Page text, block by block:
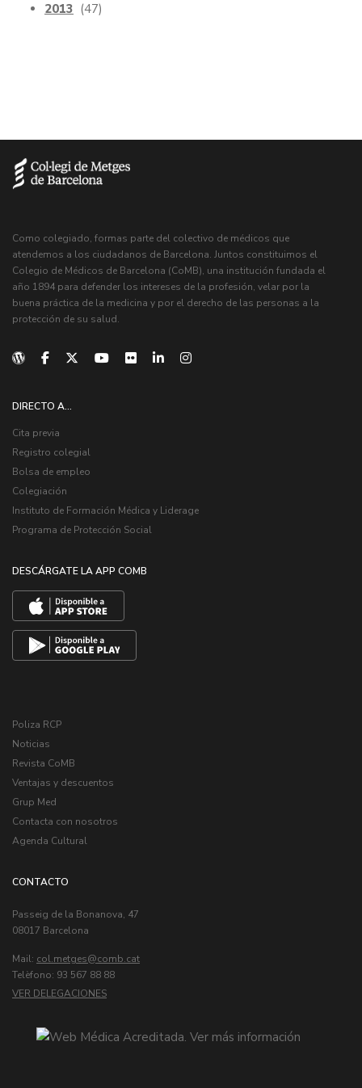
2013 (47)
Como colegiado, formas parte del colectivo de médicos que
atendemos a los ciudadanos de Barcelona. Juntos constituimos el
Colegio de Médicos de Barcelona (CoMB), una institución fundada el
año 1894 para defender los intereses de la profesión, velar por la
buena práctica de la medicina y por el derecho de las personas a la
protección de su salud.
DIRECTO A...
Cita previa
Registro colegial
Bolsa de empleo
Colegiación
Instituto de Formación Médica y Liderage
Programa de Protección Social
DESCÁRGATE LA APP COMB
Poliza RCP
Noticias
Revista CoMB
Ventajas y descuentos
Grup Med
Contacta con nosotros
Agenda Cultural
CONTACTO
Passeig de la Bonanova, 47
08017 Barcelona
Mail: col.metges
Telèfono: 93 567 88 88
VER DELEGACIONES